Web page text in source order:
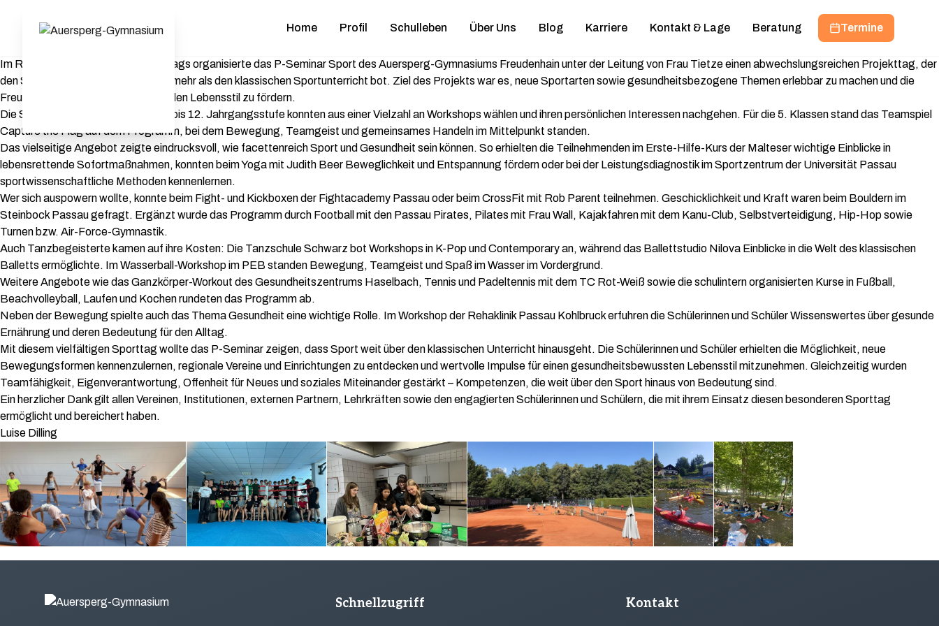
Home Profil Schulleben Über Uns Blog Karriere Kontakt & Lage Beratung Termine
Im Rahmen des diesjährigen Sporttags organisierte das P-Seminar Sport des Auersperg-Gymnasiums Freudenhain unter der Leitung von Frau Tietze einen abwechslungsreichen Projekttag, der
den Schülerinnen und Schülern weit mehr als den klassischen Sportunterricht bot. Ziel des Projekts war es, neue Sportarten sowie gesundheitsbezogene Themen erlebbar zu machen und die
Freude an einem aktiven und gesunden Lebensstil zu fördern.
Die Schülerinnen und Schüler der 6. bis 12. Jahrgangsstufe konnten aus einer Vielzahl an Workshops wählen und ihren persönlichen Interessen nachgehen. Für die 5. Klassen stand das Teamspiel
Capture the Flag auf dem Programm, bei dem Bewegung, Teamgeist und gemeinsames Handeln im Mittelpunkt standen.
Das vielseitige Angebot zeigte eindrucksvoll, wie facettenreich Sport und Gesundheit sein können. So erhielten die Teilnehmenden im Erste-Hilfe-Kurs der Malteser wichtige Einblicke in
lebensrettende Sofortmaßnahmen, konnten beim Yoga mit Judith Beer Beweglichkeit und Entspannung fördern oder bei der Leistungsdiagnostik im Sportzentrum der Universität Passau
sportwissenschaftliche Methoden kennenlernen.
Wer sich auspowern wollte, konnte beim Fight- und Kickboxen der Fightacademy Passau oder beim CrossFit mit Rob Parent teilnehmen. Geschicklichkeit und Kraft waren beim Bouldern im
Steinbock Passau gefragt. Ergänzt wurde das Programm durch Football mit den Passau Pirates, Pilates mit Frau Wall, Kajakfahren mit dem Kanu-Club, Selbstverteidigung, Hip-Hop sowie
Turnen bzw. Air-Force-Gymnastik.
Auch Tanzbegeisterte kamen auf ihre Kosten: Die Tanzschule Schwarz bot Workshops in K-Pop und Contemporary an, während das Ballettstudio Nilova Einblicke in die Welt des klassischen
Balletts ermöglichte. Im Wasserball-Workshop im PEB standen Bewegung, Teamgeist und Spaß im Wasser im Vordergrund.
Weitere Angebote wie das Ganzkörper-Workout des Gesundheitszentrums Haselbach, Tennis und Padeltennis mit dem TC Rot-Weiß sowie die schulintern organisierten Kurse in Fußball,
Beachvolleyball, Laufen und Kochen rundeten das Programm ab.
Neben der Bewegung spielte auch das Thema Gesundheit eine wichtige Rolle. Im Workshop der Rehaklinik Passau Kohlbruck erfuhren die Schülerinnen und Schüler Wissenswertes über gesunde
Ernährung und deren Bedeutung für den Alltag.
Mit diesem vielfältigen Sporttag wollte das P-Seminar zeigen, dass Sport weit über den klassischen Unterricht hinausgeht. Die Schülerinnen und Schüler erhielten die Möglichkeit, neue
Bewegungsformen kennenzulernen, regionale Vereine und Einrichtungen zu entdecken und wertvolle Impulse für einen gesundheitsbewussten Lebensstil mitzunehmen. Gleichzeitig wurden
Teamfähigkeit, Eigenverantwortung, Offenheit für Neues und soziales Miteinander gestärkt – Kompetenzen, die weit über den Sport hinaus von Bedeutung sind.
Ein herzlicher Dank gilt allen Vereinen, Institutionen, externen Partnern, Lehrkräften sowie den engagierten Schülerinnen und Schülern, die mit ihrem Einsatz diesen besonderen Sporttag
ermöglicht und bereichert haben.
Luise Dilling
Schnellzugriff Kontakt